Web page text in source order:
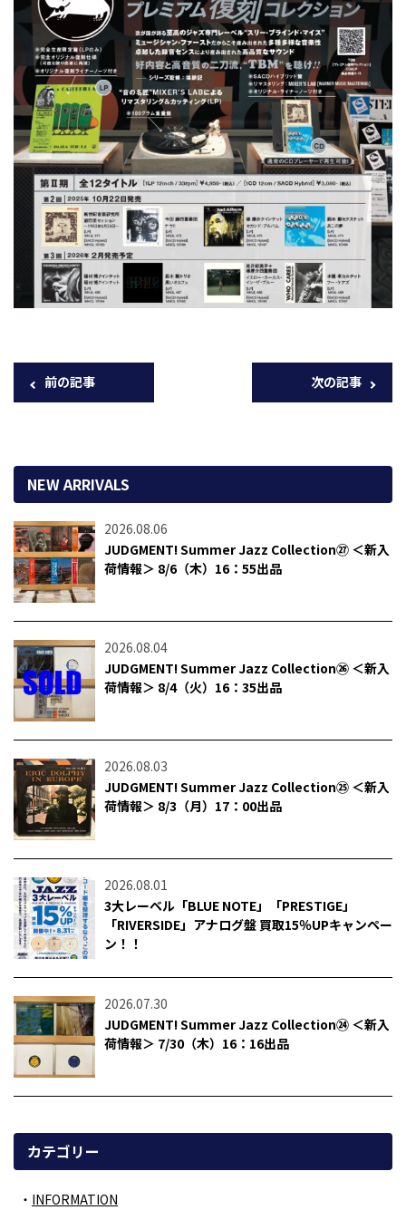
前の記事 次の記事
NEW ARRIVALS
2026.08.06
JUDGMENT! Summer Jazz Collection㉗ ＜新入
荷情報＞ 8/6（木）16：55出品
2026.08.04
JUDGMENT! Summer Jazz Collection㉖ ＜新入
荷情報＞ 8/4（火）16：35出品
2026.08.03
JUDGMENT! Summer Jazz Collection㉕ ＜新入
荷情報＞ 8/3（月）17：00出品
2026.08.01
3大レーベル「BLUE NOTE」「PRESTIGE」
「RIVERSIDE」アナログ盤 買取15％UPキャンペー
ン！！
2026.07.30
JUDGMENT! Summer Jazz Collection㉔ ＜新入
荷情報＞ 7/30（木）16：16出品
カテゴリー
INFORMATION